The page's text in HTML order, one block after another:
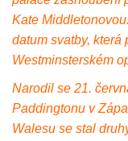
Kate
datum svatby, která
Westminsterském
Narodil se 21.
Paddingtonu v
Walesu se stal